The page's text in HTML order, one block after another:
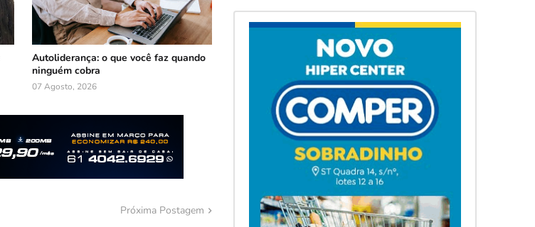
Autoliderança: o que você faz quando
ninguém cobra
07 Agosto, 2026
Próxima Postagem